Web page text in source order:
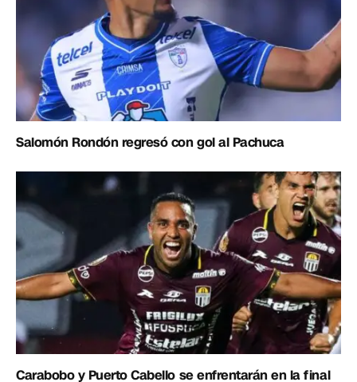
Salomón Rondón regresó con gol al Pachuca
Carabobo y Puerto Cabello se enfrentarán en la final